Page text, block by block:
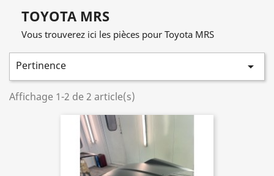
TOYOTA MRS
Vous trouverez ici les pièces pour Toyota MRS
Pertinence 
Affichage 1-2 de 2 article(s)